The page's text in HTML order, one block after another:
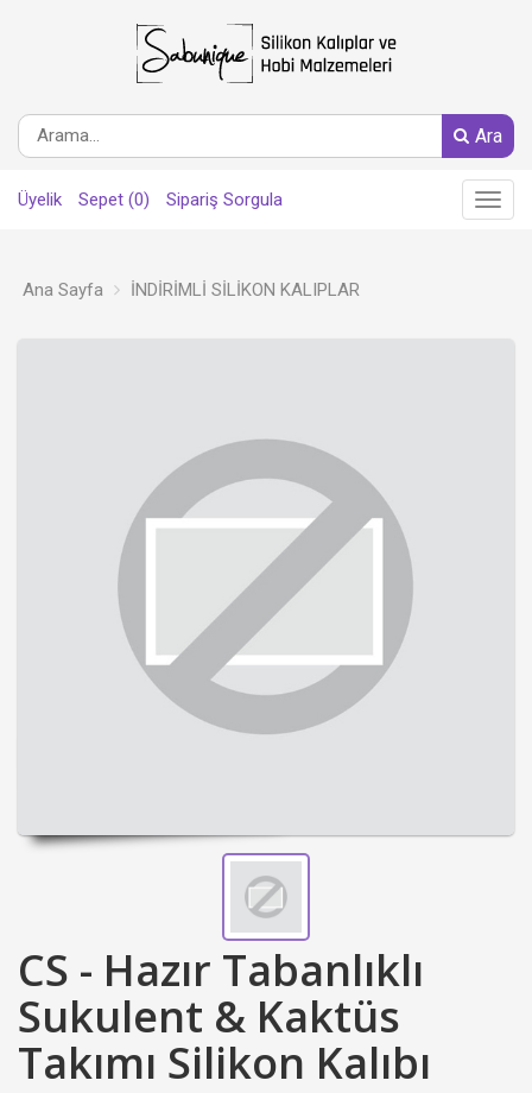
Ara
Üyelik Sepet (0) Sipariş Sorgula
Main
Menu
Ana Sayfa İNDİRİMLİ SİLİKON KALIPLAR
CS - Hazır Tabanlıklı
Sukulent & Kaktüs
Takımı Silikon Kalıbı